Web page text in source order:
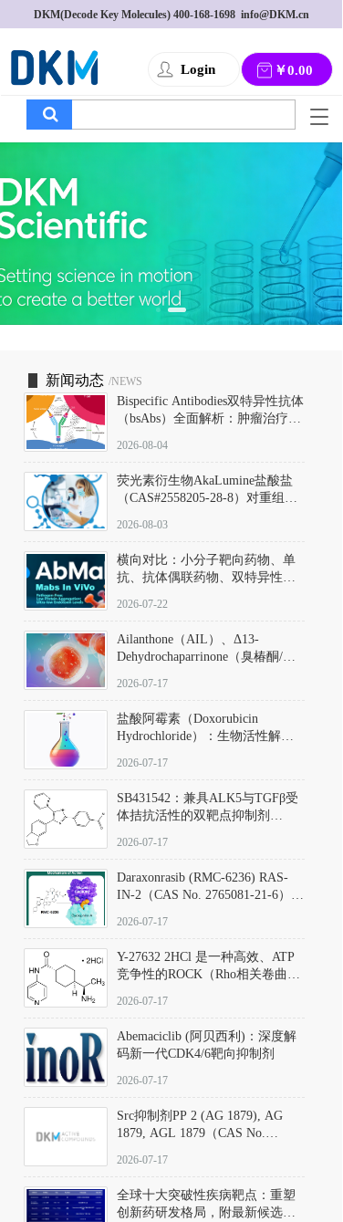
DKM(Decode Key Molecules) 400-168-1698
  info@DKM.cn
Login ￥0.00
T
g
g
l
a
v
i
g
a
新闻动态 /NEWS
Bispecific Antibodies双特异性抗体
（bsAbs）全面解析：肿瘤治疗的
2026-08-04
荧光素衍生物AkaLumine盐酸盐
（CAS#2558205-28-8）对重组萤
数（Km）为2.06 μM；其近红外
发光特性赋予优异的组织穿透能
力，大幅增强成像信噪比，从而
实现活体动物模型中极低给药剂
量下的高灵敏度、非侵入式生物
2026-08-03
横向对比：小分子靶向药物、单
抗、抗体偶联药物、双特异性抗
及应用瓶颈
2026-07-22
Ailanthone（AIL）、Δ13-
Dehydrochaparrinone（臭椿酮/臭
DKM货号 D806885
2026-07-17
盐酸阿霉素（Doxorubicin
Hydrochloride）：生物活性解
范
2026-07-17
SB431542：兼具ALK5与TGFβ受
体拮抗活性的双靶点抑制剂
D801067）
2026-07-17
Daraxonrasib (RMC-6236) RAS-
IN-2（CAS No. 2765081-21-6）：
向KRAS/NRAS/HRAS的广谱RAS
2026-07-17
Y-27632 2HCl 是一种高效、ATP
竞争性的ROCK（Rho相关卷曲螺
同等抑制ROCK1与ROCK2；其通
过精准嵌入激酶的ATP结合位点
发挥抑制作用，对ROCK1和
ROCK2的解离常数（Ki）分别为
140 nM和300 nM；在众多丝氨酸/
中，其靶向ROCK的选择性超过
200倍，凸显出优异的分子特异
2026-07-17
Abemaciclib (阿贝西利)：深度解
码新一代CDK4/6靶向抑制剂
2026-07-17
Src抑制剂PP 2 (AG 1879), AG
1879, AGL 1879（CAS No.
应用指南
2026-07-17
全球十大突破性疾病靶点：重塑
创新药研发格局，附最新候选分